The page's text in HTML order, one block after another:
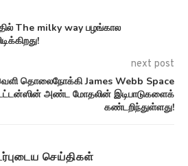
The milky way பழங்கால
next post
தொலைநோக்கி James Webb Space
அண்ட மோதலின் இடிபாடுகளைக்
கண்டறிந்துள்ளது!
செய்திகள்